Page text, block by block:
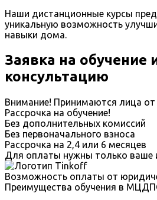
Наши дистанционные курсы
уникальную возможность
навыки дома.
Заявка на обучение
консультацию
Внимание! Принимаются лица от
Рассрочка на обучение!
Без дополнительных комиссий
Без первоначального взноса
Рассрочка на 2,4 или 6 месяцев
Для оплаты нужны только ваше
Возможность оплаты от
Преимущества обучения в